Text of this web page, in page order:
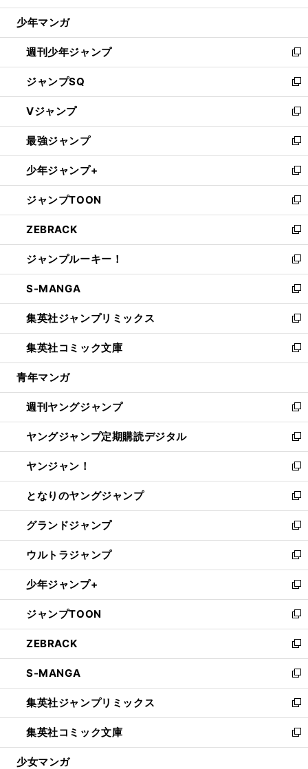
ウ
開
く
少年マンガ
週刊少年ジャンプ
新
し
い
ウ
ィ
ン
ド
ウ
で
開
く
ジャンプSQ
新
し
い
ウ
ィ
ン
ド
ウ
で
開
く
Vジャンプ
新
し
い
ウ
ィ
ン
ド
ウ
で
開
く
最強ジャンプ
新
し
い
ウ
ィ
ン
ド
ウ
で
開
く
少年ジャンプ+
新
し
い
ウ
ィ
ン
ド
ウ
で
開
く
ジャンプTOON
新
し
い
ウ
ィ
ン
ド
ウ
で
開
く
ZEBRACK
新
し
い
ウ
ィ
ン
ド
ウ
で
開
ジャンプルーキー！
新
し
い
ウ
ィ
ン
ド
ウ
開
く
S-MANGA
新
し
い
ウ
ィ
ン
ウ
で
開
く
集英社ジャンプリミックス
新
し
い
ウ
ン
ド
ウ
で
開
く
集英社コミック文庫
新
し
ウ
ィ
ン
ド
ウ
で
開
く
青年マンガ
週刊ヤングジャンプ
新
し
い
ウ
ィ
ン
ド
ウ
で
開
く
ヤングジャンプ定期購読デジタル
新
し
い
ウ
ィ
ン
ド
ウ
で
開
く
ヤンジャン！
新
し
い
ウ
ィ
ン
ド
ウ
で
開
く
となりのヤングジャンプ
新
し
い
ウ
ィ
ン
ド
ウ
で
開
く
グランドジャンプ
新
し
い
ウ
ィ
ン
ド
ウ
で
開
く
ウルトラジャンプ
新
し
い
ウ
ィ
ン
ド
ウ
で
開
く
少年ジャンプ+
新
し
い
ウ
ィ
ン
ド
ウ
で
開
く
ジャンプTOON
新
し
い
ウ
ィ
ン
ド
ウ
で
開
ZEBRACK
新
し
い
ウ
ィ
ン
ド
ウ
S-MANGA
新
し
い
ウ
ィ
ン
集英社ジャンプリミックス
新
し
い
ウ
集英社コミック文庫
新
し
少女マンガ